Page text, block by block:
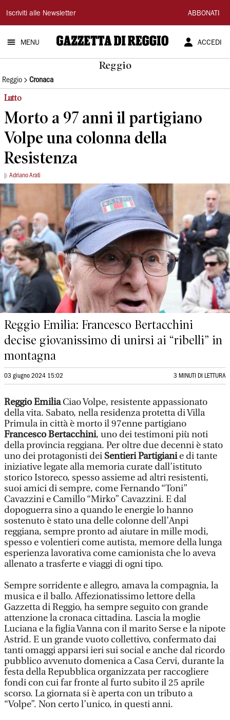
Gazzetta
di
Reggio
Iscriviti alle Newsletter ABBONATI
MENU ACCEDI
Reggio
Reggio Cronaca
Lutto
Morto a 97 anni il partigiano
Volpe una colonna della
Resistenza
Adriano Arati
Reggio Emilia: Francesco Bertacchini
decise giovanissimo di unirsi ai “ribelli” in
montagna
03 giugno 2024 15:02 3 MINUTI DI LETTURA
Reggio EmiliaCiao Volpe, resistente appassionato
della vita. Sabato, nella residenza protetta di Villa
Primula in città è morto il 97enne partigiano
Francesco Bertacchini, uno dei testimoni più noti
della provincia reggiana. Per oltre due decenni è stato
uno dei protagonisti dei Sentieri Partigianie di tante
iniziative legate alla memoria curate dall’istituto
storico Istoreco, spesso assieme ad altri resistenti,
suoi amici di sempre, come Fernando “Toni”
Cavazzini e Camillo “Mirko” Cavazzini. E dal
dopoguerra sino a quando le energie lo hanno
sostenuto è stato una delle colonne dell’Anpi
reggiana, sempre pronto ad aiutare in mille modi,
spesso e volentieri come autista, memore della lunga
esperienza lavorativa come camionista che lo aveva
allenato a trasferte e viaggi di ogni tipo.
Sempre sorridente e allegro, amava la compagnia, la
musica e il ballo. Affezionatissimo lettore della
Gazzetta di Reggio, ha sempre seguito con grande
attenzione la cronaca cittadina. Lascia la moglie
Luciana e la figlia Vanna con il marito Serse e la nipote
Astrid. E un grande vuoto collettivo, confermato dai
tanti omaggi apparsi ieri sui social e anche dal ricordo
pubblico avvenuto domenica a Casa Cervi, durante la
festa della Repubblica organizzata per raccogliere
fondi con cui far fronte al furto subito il 25 aprile
scorso. La giornata si è aperta con un tributo a
“Volpe”. Non certo l’unico, in questi anni.